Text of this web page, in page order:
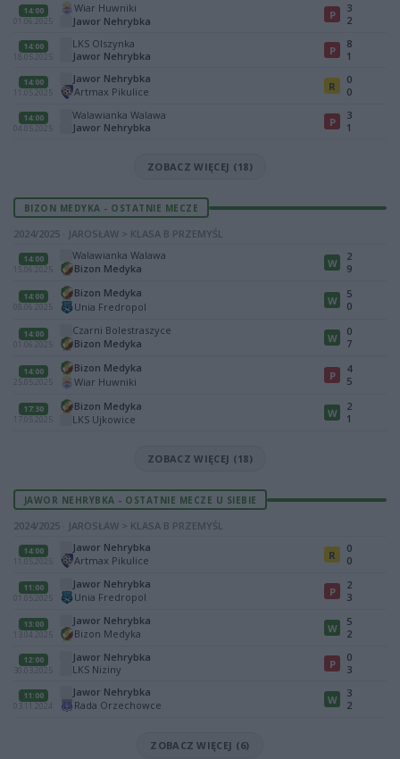
14:00
01.06.2025
Wiar Huwniki
Jawor Nehrybka
P
3
2
14:00
18.05.2025
LKS Olszynka
Jawor Nehrybka
P
8
1
14:00
11.05.2025
Jawor Nehrybka
Artmax Pikulice
R
0
0
14:00
04.05.2025
Walawianka Walawa
Jawor Nehrybka
P
3
1
ZOBACZ WIĘCEJ (18)
BIZON MEDYKA - OSTATNIE MECZE
2024/2025 · JAROSŁAW > KLASA B PRZEMYŚL
14:00
15.06.2025
Walawianka Walawa
Bizon Medyka
W
2
9
14:00
08.06.2025
Bizon Medyka
Unia Fredropol
W
5
0
14:00
01.06.2025
Czarni Bolestraszyce
Bizon Medyka
W
0
7
14:00
25.05.2025
Bizon Medyka
Wiar Huwniki
P
4
5
17:30
17.05.2025
Bizon Medyka
LKS Ujkowice
W
2
1
ZOBACZ WIĘCEJ (18)
JAWOR NEHRYBKA - OSTATNIE MECZE U SIEBIE
2024/2025 · JAROSŁAW > KLASA B PRZEMYŚL
14:00
11.05.2025
Jawor Nehrybka
Artmax Pikulice
R
0
0
11:00
01.05.2025
Jawor Nehrybka
Unia Fredropol
P
2
3
13:00
13.04.2025
Jawor Nehrybka
Bizon Medyka
W
5
2
12:00
30.03.2025
Jawor Nehrybka
LKS Niziny
P
0
3
11:00
03.11.2024
Jawor Nehrybka
Rada Orzechowce
W
3
2
ZOBACZ WIĘCEJ (6)